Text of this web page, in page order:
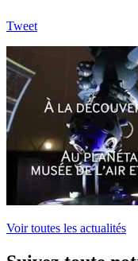
Tweet
Voir toutes les actualités